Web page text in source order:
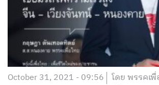
October 31, 2021 - 09:56 โดย พรรคเพื่